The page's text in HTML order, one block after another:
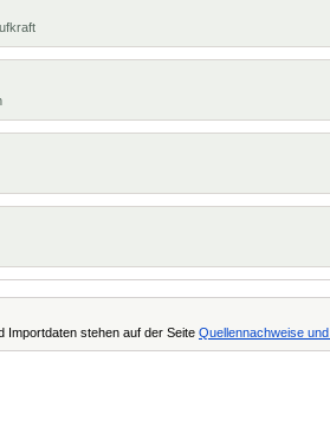
Importdaten stehen auf der Seite Quellennachweise